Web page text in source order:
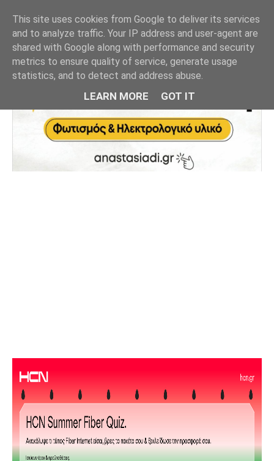
This site uses cookies from Google to deliver its services
and to analyze traffic. Your IP address and user-agent are
shared with Google along with performance and security
metrics to ensure quality of service, generate usage
statistics, and to detect and address abuse.
LEARN MORE GOT IT